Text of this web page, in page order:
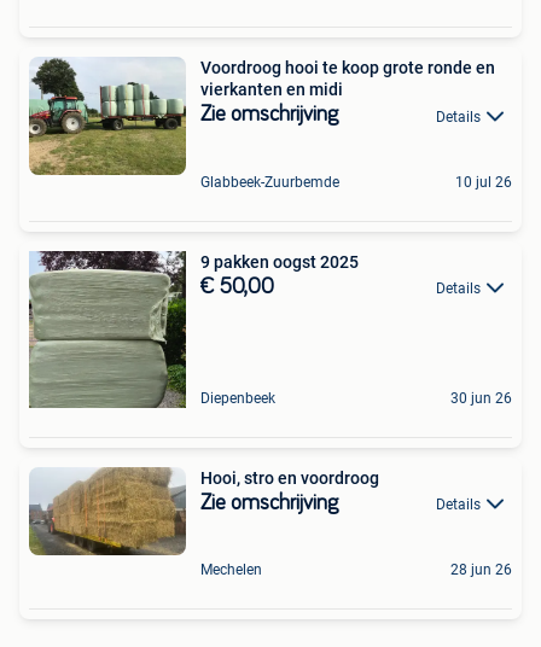
Voordroog hooi te koop grote ronde en
vierkanten en midi
Zie omschrijving Details
Glabbeek-Zuurbemde 10 jul 26
9 pakken oogst 2025
€ 50,00 Details
Diepenbeek 30 jun 26
Hooi, stro en voordroog
Zie omschrijving Details
Mechelen 28 jun 26